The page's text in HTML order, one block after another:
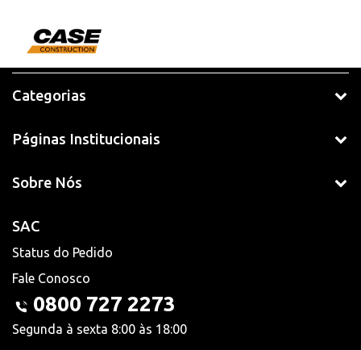
Categorias
Páginas Institucionais
Sobre Nós
SAC
Status do Pedido
Fale Conosco
0800 727 2273
Segunda à sexta 8:00 às 18:00